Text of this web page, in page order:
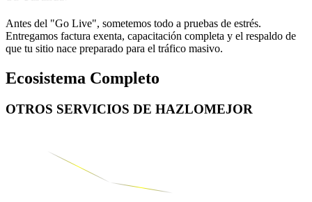
Antes del "Go Live", sometemos todo a pruebas de estrés.
Entregamos factura exenta, capacitación completa y el respaldo de
que tu sitio nace preparado para el tráfico masivo.
Ecosistema Completo
OTROS SERVICIOS DE HAZLOMEJOR